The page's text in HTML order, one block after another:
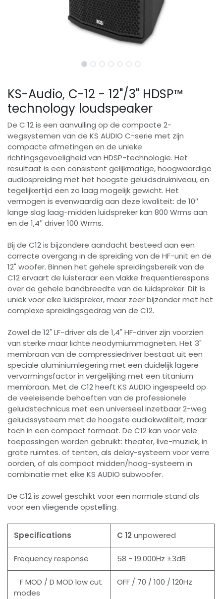
KS-Audio, C-12 - 12"/3" HDSP™
technology loudspeaker
De C 12 is een aanvulling op de compacte 2-
wegsystemen van de KS AUDIO C-serie met zijn
compacte afmetingen en de unieke
richtingsgevoeligheid van HDSP-technologie. Het
resultaat is een consistent gelijkmatige, hoogwaardige
audiospreiding met het hoogste geluidsdrukniveau, en
tegelijkertijd een zo laag mogelijk gewicht. Het
vermogen is evenwaardig aan deze kwaliteit: de 10′′
lange slag laag-midden luidspreker kan 800 Wrms aan
en de 1,4′′ driver 100 Wrms.
Bij de C12 is bijzondere aandacht besteed aan een
correcte overgang in de spreiding van de HF-unit en de
12" woofer. Binnen het gehele spreidingsbereik van de
C12 ervaart de luisteraar een vlakke frequentierespons
over de gehele bandbreedte van de luidspreker. Dit is
uniek voor elke luidspreker, maar zeer bijzonder met het
complexe spreidingsgedrag van de C12.
Zowel de 12" LF-driver als de 1,4" HF-driver zijn voorzien
van sterke maar lichte neodymiummagneten. Het 3"
membraan van de compressiedriver bestaat uit een
speciale aluminiumlegering met een duidelijk lagere
vervormingsfactor in vergelijking met een titanium
membraan. Met de C12 heeft KS AUDIO ingespeeld op
de veeleisende behoeften van de professionele
geluidstechnicus met een universeel inzetbaar 2-weg
geluidssysteem met de hoogste audiokwaliteit, maar
toch in een compact formaat. De C12 kan voor vele
toepassingen worden gebruikt: theater, live-muziek, in
grote ruimtes. of tenten, als delay-systeem voor verre
oorden, of als compact midden/hoog-systeem in
combinatie met elke KS AUDIO subwoofer.
De C12 is zowel geschikt voor een normale stand als
voor een vliegende opstelling.
Specifications C 12unpowered
Frequency response 58 - 19.000Hz ±3dB
F MOD / D MOD low cut
modes
OFF / 70 / 100 / 120Hz